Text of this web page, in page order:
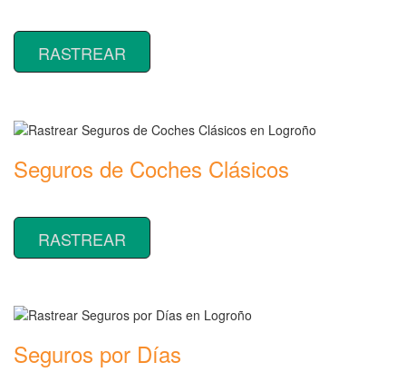
RASTREAR
Seguros de Coches Clásicos
RASTREAR
Seguros por Días